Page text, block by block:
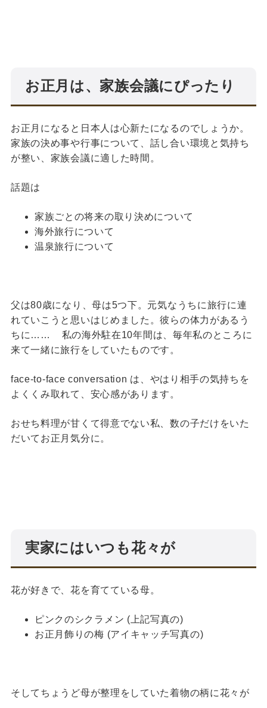
お正月は、家族会議にぴったり
お正月になると日本人は心新たになるのでしょうか。
家族の決め事や行事について、話し合い環境と気持ち
が整い、家族会議に適した時間。
話題は
家族ごとの将来の取り決めについて
海外旅行について
温泉旅行について
父は80歳になり、母は5つ下。元気なうちに旅行に連
れていこうと思いはじめました。彼らの体力があるう
ちに…… 私の海外駐在10年間は、毎年私のところに
来て一緒に旅行をしていたものです。
face-to-face conversation は、やはり相手の気持ちを
よくくみ取れて、安心感があります。
おせち料理が甘くて得意でない私、数の子だけをいた
だいてお正月気分に。
実家にはいつも花々が
花が好きで、花を育てている母。
ピンクのシクラメン (上記写真の)
お正月飾りの梅 (アイキャッチ写真の)
そしてちょうど母が整理をしていた着物の柄に花々が